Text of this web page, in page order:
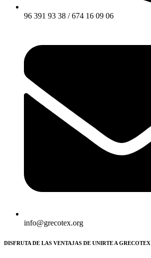
96 391 93 38 / 674 16 09 06
info@grecotex.org
DISFRUTA DE LAS VENTAJAS DE UNIRTE A GRECOTEX